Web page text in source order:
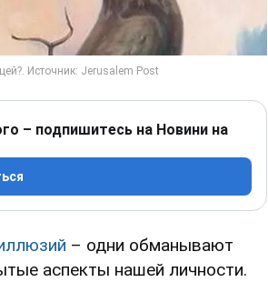
– подпишитесь на Новини на
– одни обманывают
аспекты нашей личности.